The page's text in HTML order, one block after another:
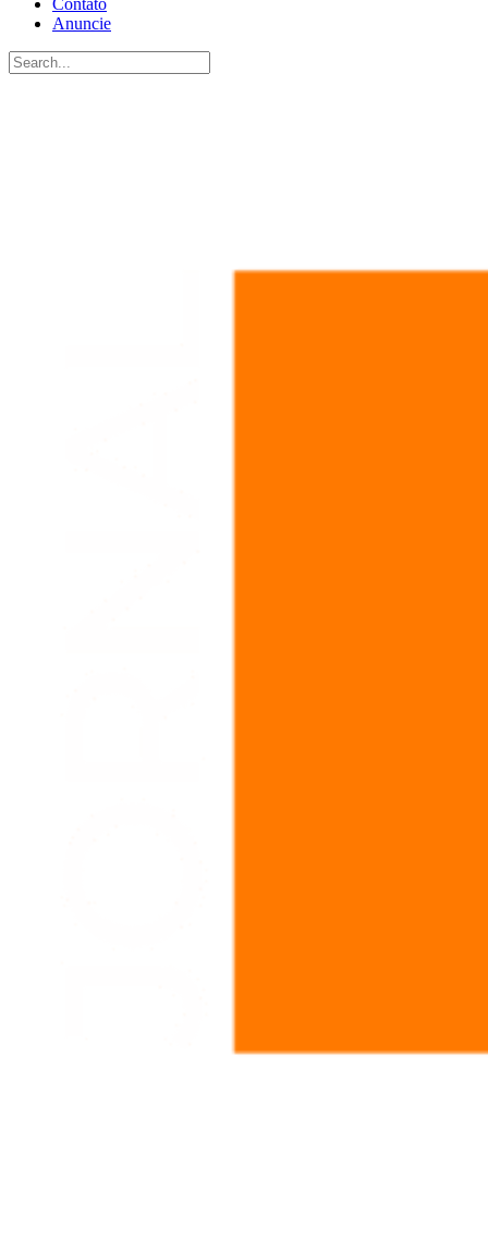
Contato
Anuncie